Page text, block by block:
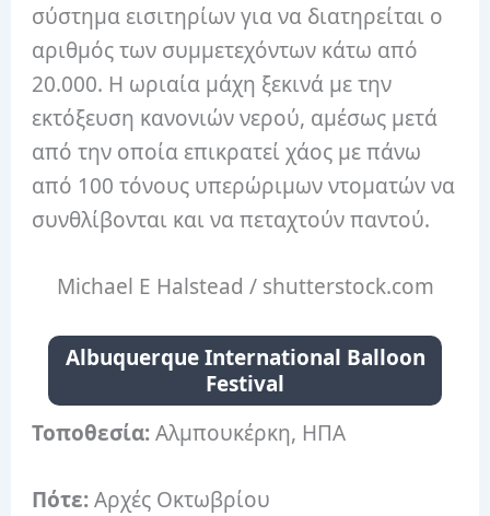
σύστημα εισιτηρίων για να διατηρείται ο
αριθμός των συμμετεχόντων κάτω από
20.000. Η ωριαία μάχη ξεκινά με την
εκτόξευση κανονιών νερού, αμέσως μετά
από την οποία επικρατεί χάος με πάνω
από 100 τόνους υπερώριμων ντοματών να
συνθλίβονται και να πεταχτούν παντού.
Michael E Halstead / shutterstock.com
Albuquerque International Balloon
Festival
Τοποθεσία:Αλμπουκέρκη, ΗΠΑ
Πότε:Αρχές Οκτωβρίου